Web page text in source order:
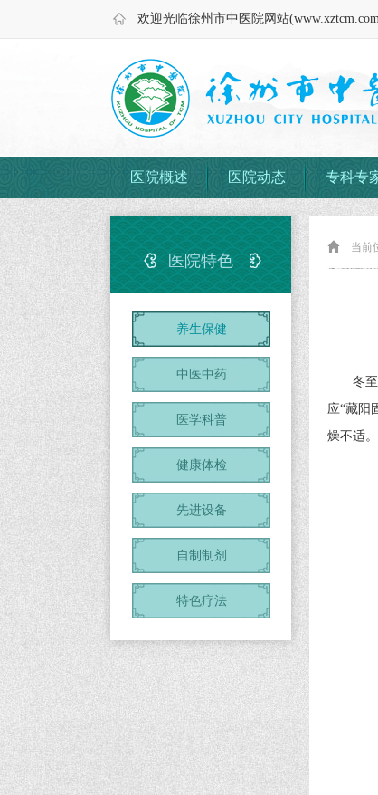
欢迎光临徐州市中医院网站
医院概述 医院动态 专科专
医院特色
养生保健
中医中药
医学科普
健康体检
先进设备
自制制剂
特色疗法
当前
冬至是
应“藏阳
燥不适